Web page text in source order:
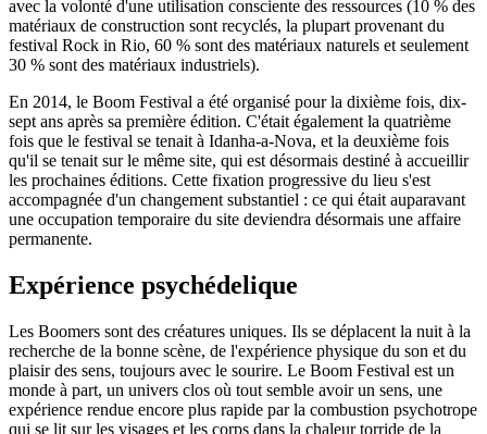
avec la volonté d'une utilisation consciente des ressources (10 % des
matériaux de construction sont recyclés, la plupart provenant du
festival Rock in Rio, 60 % sont des matériaux naturels et seulement
30 % sont des matériaux industriels).
En 2014, le Boom Festival a été organisé pour la dixième fois, dix-
sept ans après sa première édition. C'était également la quatrième
fois que le festival se tenait à Idanha-a-Nova, et la deuxième fois
qu'il se tenait sur le même site, qui est désormais destiné à accueillir
les prochaines éditions. Cette fixation progressive du lieu s'est
accompagnée d'un changement substantiel : ce qui était auparavant
une occupation temporaire du site deviendra désormais une affaire
permanente.
Expérience psychédelique
Les Boomers sont des créatures uniques. Ils se déplacent la nuit à la
recherche de la bonne scène, de l'expérience physique du son et du
plaisir des sens, toujours avec le sourire. Le Boom Festival est un
monde à part, un univers clos où tout semble avoir un sens, une
expérience rendue encore plus rapide par la combustion psychotrope
qui se lit sur les visages et les corps dans la chaleur torride de la